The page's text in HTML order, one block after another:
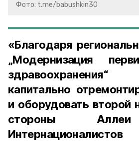
Фото: t.me/babushkin30
«Благодаря
„Модернизация
капитально
и оборудовать второй
стороны